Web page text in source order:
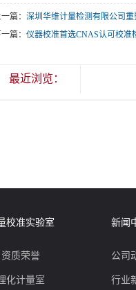
篇： 深圳华维计量检测有限公司重
一篇： 仪器校准首选CNAS认可校准
最近浏览：
校准实验室
资质荣誉
化计量室
新闻
公司
行业